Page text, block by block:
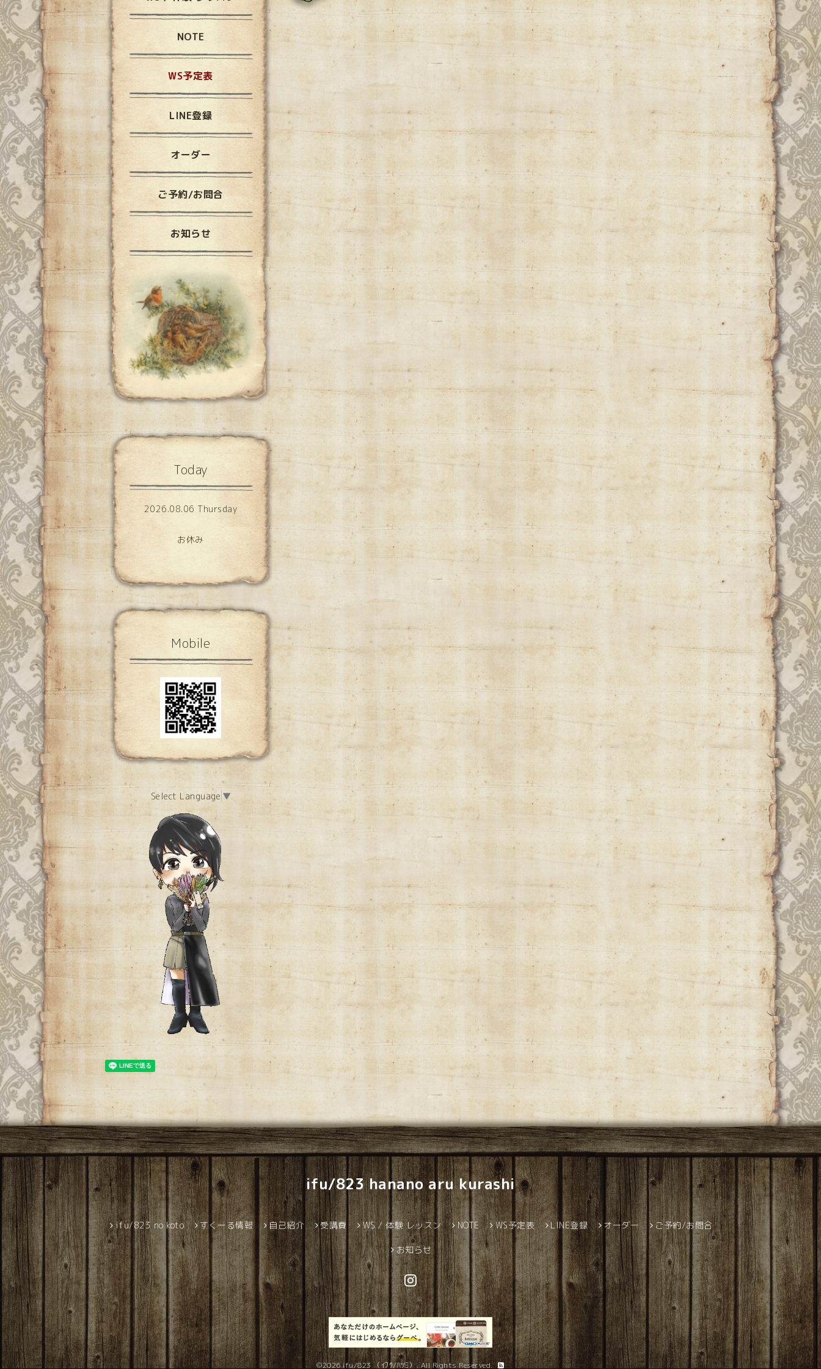
NOTE
WS予定表
LINE登録
オーダー
ご予約/お問合
お知らせ
Today
2026.08.06 Thursday
お休み
Mobile
Select Language ▼
ifu/823 hanano aru kurashi
ifu/823 no koto すくーる情報 自己紹介 受講費 WS / 体験 レッスン NOTE WS予定表 LINE登録 オーダー ご予約/お問合
お知らせ
©2026ifu/823 （ｲﾌｳ/ﾊﾂﾐ）. All Rights Reserved.